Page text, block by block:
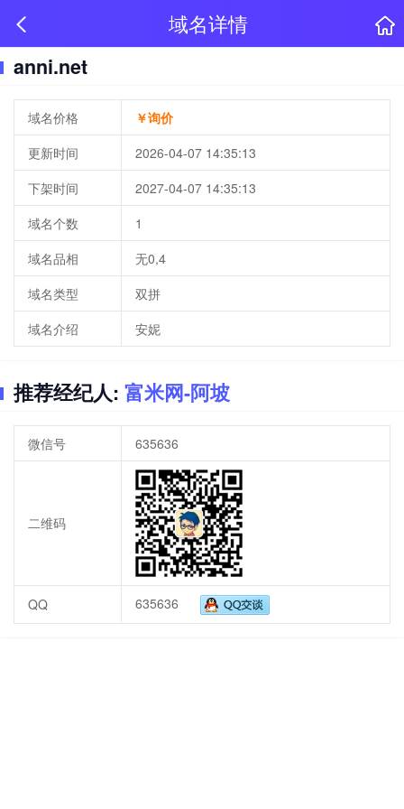
域名详情
anni.net
域名价格
￥询价
更新时间
2026-04-07 14:35:13
下架时间
2027-04-07 14:35:13
域名个数
1
域名品相
无0,4
域名类型
双拼
域名介绍
安妮
推荐经纪人: 富米网-阿坡
微信号 635636
二维码
QQ 635636